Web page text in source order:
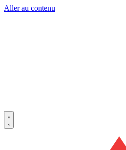
Aller au contenu